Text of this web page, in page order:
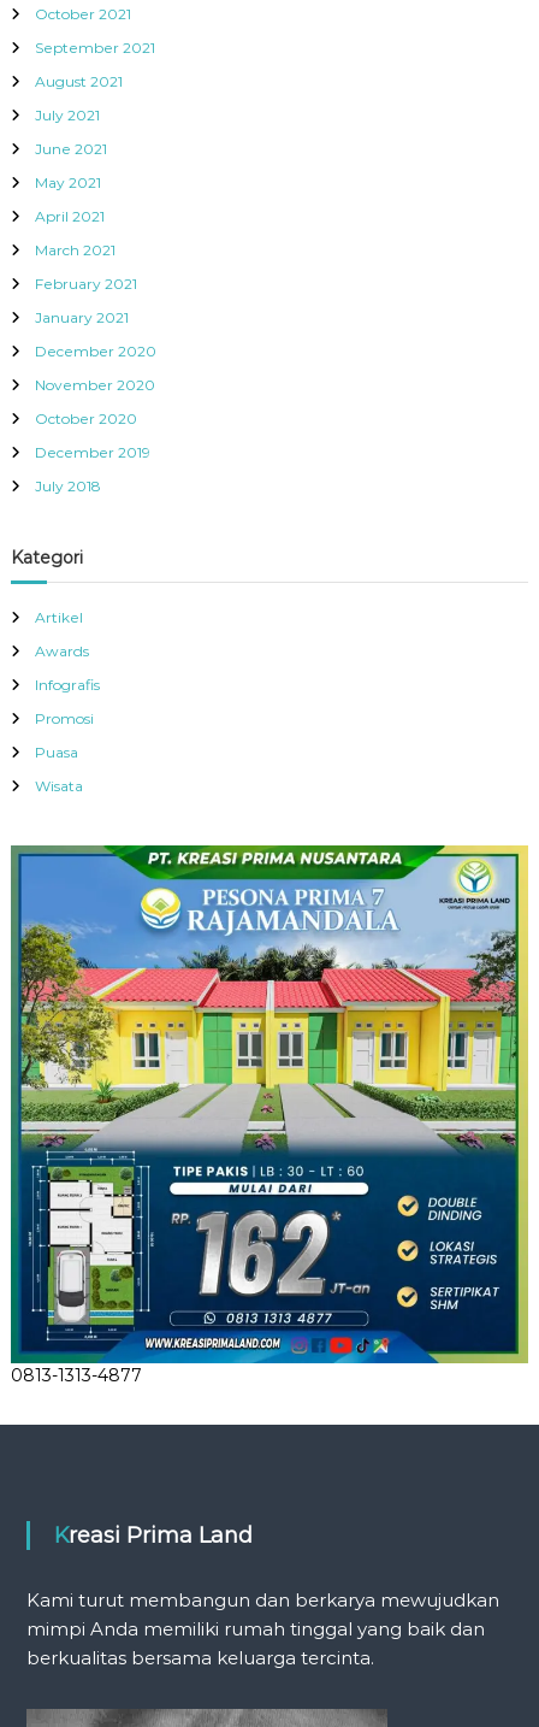
October 2021
September 2021
August 2021
July 2021
June 2021
May 2021
April 2021
March 2021
February 2021
January 2021
December 2020
November 2020
October 2020
December 2019
July 2018
Kategori
Artikel
Awards
Infografis
Promosi
Puasa
Wisata
0813-1313-4877
Kreasi Prima Land
Kami turut membangun dan berkarya mewujudkan
mimpi Anda memiliki rumah tinggal yang baik dan
berkualitas bersama keluarga tercinta.